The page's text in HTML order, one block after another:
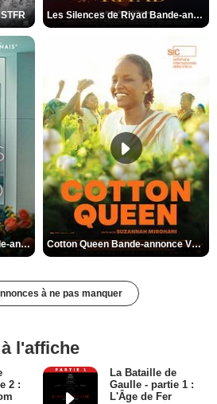
Les Silences de Riyad Bande-annonce VO STFR
Des Fleurs pour Tokyo Bande-annonce VO STFR Cotton Queen Bande-annonce VO STFR
à ne pas manquer
l'affiche
2 :
La Bataille de
Gaulle - partie 1 :
L'Âge de Fer